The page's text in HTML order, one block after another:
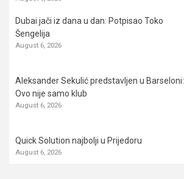
Dubai jači iz dana u dan: Potpisao Toko
Šengelija
August 6, 2026
Aleksander Sekulić predstavljen u Barseloni:
Ovo nije samo klub
August 6, 2026
Quick Solution najbolji u Prijedoru
August 6, 2026